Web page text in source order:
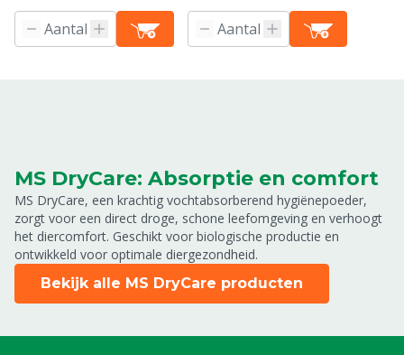
MS DryCare: Absorptie en comfort
MS DryCare, een krachtig vochtabsorberend hygiënepoeder,
zorgt voor een direct droge, schone leefomgeving en verhoogt
het diercomfort. Geschikt voor biologische productie en
ontwikkeld voor optimale diergezondheid.
Bekijk alle MS DryCare producten